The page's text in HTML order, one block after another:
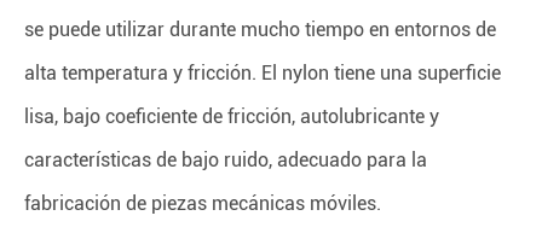
se puede utilizar durante mucho tiempo en entornos de
alta temperatura y fricción. El nylon tiene una superficie
lisa, bajo coeficiente de fricción, autolubricante y
características de bajo ruido, adecuado para la
fabricación de piezas mecánicas móviles.